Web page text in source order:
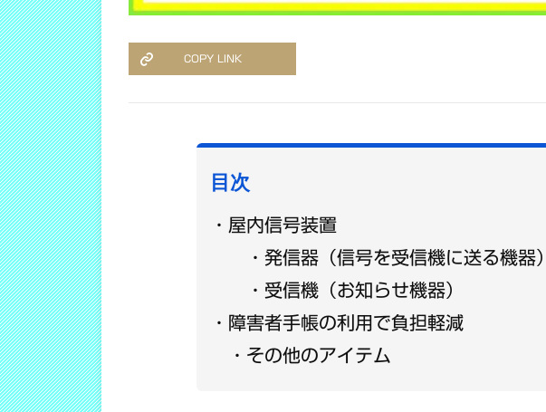
COPY LINK
目次
屋内信号装置
発信器（信号を受信機に送る機器）
受信機（お知らせ機器）
障害者手帳の利用で負担軽減
その他のアイテム